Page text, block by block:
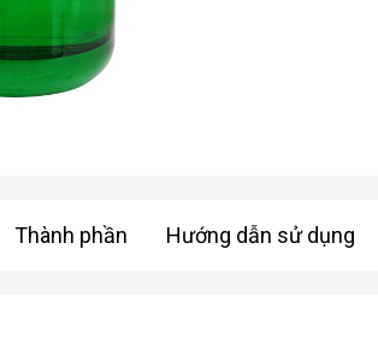
Thành phần Hướng dẫn sử dụng